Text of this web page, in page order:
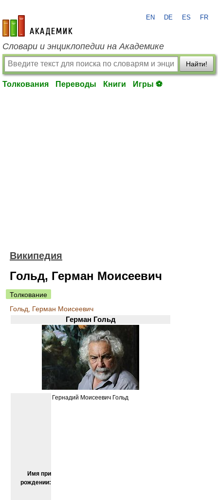
academic.ru
EN DE ES FR
Словари и энциклопедии на Академике
Найти!
Толкования Переводы Книги Игры ⚽
Википедия
Гольд, Герман Моисеевич
Толкование
Гольд, Герман Моисеевич
Герман Гольд
Имя при
рождении:
Гернадий Моисеевич Гольд